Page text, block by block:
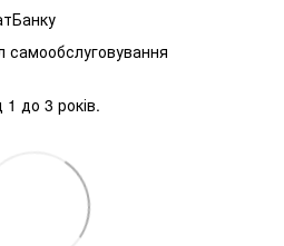
самообслуговування
1 до 3 років.